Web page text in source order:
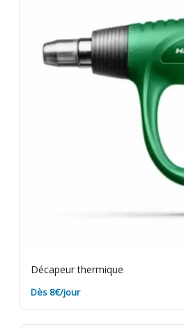
Assurance bris de machine en
Décapeur thermique
Dès 8€/jour